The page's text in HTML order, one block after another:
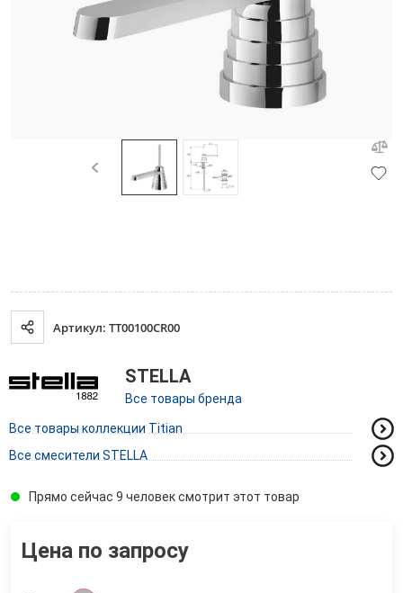
Артикул: TT00100CR00
STELLA
Все товары бренда
Все товары коллекции Titian
Все смесители STELLA
Прямо сейчас 9 человек смотрит этот товар
Цена по запросу